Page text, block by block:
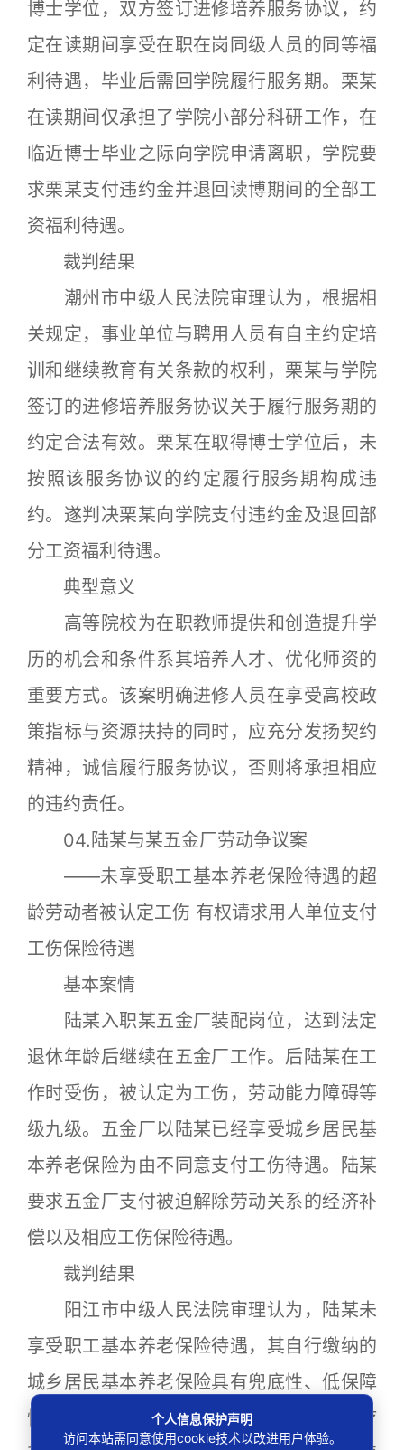
博士学位，双方签订进修培养服务协议，约
定在读期间享受在职在岗同级人员的同等福
利待遇，毕业后需回学院履行服务期。栗某
在读期间仅承担了学院小部分科研工作，在
临近博士毕业之际向学院申请离职，学院要
求栗某支付违约金并退回读博期间的全部工
资福利待遇。
裁判结果
潮州市中级人民法院审理认为，根据相
关规定，事业单位与聘用人员有自主约定培
训和继续教育有关条款的权利，栗某与学院
签订的进修培养服务协议关于履行服务期的
约定合法有效。栗某在取得博士学位后，未
按照该服务协议的约定履行服务期构成违
约。遂判决栗某向学院支付违约金及退回部
分工资福利待遇。
典型意义
高等院校为在职教师提供和创造提升学
历的机会和条件系其培养人才、优化师资的
重要方式。该案明确进修人员在享受高校政
策指标与资源扶持的同时，应充分发扬契约
精神，诚信履行服务协议，否则将承担相应
的违约责任。
04.陆某与某五金厂劳动争议案
——未享受职工基本养老保险待遇的超
龄劳动者被认定工伤 有权请求用人单位支付
工伤保险待遇
基本案情
陆某入职某五金厂装配岗位，达到法定
退休年龄后继续在五金厂工作。后陆某在工
作时受伤，被认定为工伤，劳动能力障碍等
级九级。五金厂以陆某已经享受城乡居民基
本养老保险为由不同意支付工伤待遇。陆某
要求五金厂支付被迫解除劳动关系的经济补
偿以及相应工伤保险待遇。
裁判结果
阳江市中级人民法院审理认为，陆某未
享受职工基本养老保险待遇，其自行缴纳的
城乡居民基本养老保险具有兜底性、低保障
性的特点，不能满足劳动者正常生活、医疗
个人信息保护声明
访问本站需同意使用cookie技术以改进用户体验。